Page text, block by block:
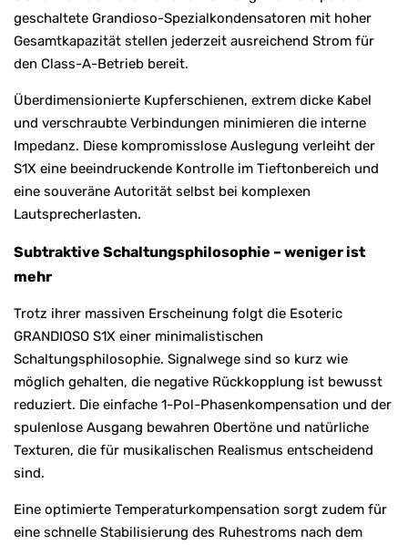
geschaltete Grandioso-Spezialkondensatoren mit hoher
Gesamtkapazität stellen jederzeit ausreichend Strom für
den Class-A-Betrieb bereit.
Überdimensionierte Kupferschienen, extrem dicke Kabel
und verschraubte Verbindungen minimieren die interne
Impedanz. Diese kompromisslose Auslegung verleiht der
S1X eine beeindruckende Kontrolle im Tieftonbereich und
eine souveräne Autorität selbst bei komplexen
Lautsprecherlasten.
Subtraktive Schaltungsphilosophie – weniger ist
mehr
Trotz ihrer massiven Erscheinung folgt die Esoteric
GRANDIOSO S1X einer minimalistischen
Schaltungsphilosophie. Signalwege sind so kurz wie
möglich gehalten, die negative Rückkopplung ist bewusst
reduziert. Die einfache 1-Pol-Phasenkompensation und der
spulenlose Ausgang bewahren Obertöne und natürliche
Texturen, die für musikalischen Realismus entscheidend
sind.
Eine optimierte Temperaturkompensation sorgt zudem für
eine schnelle Stabilisierung des Ruhestroms nach dem